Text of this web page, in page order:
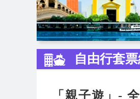
自由行套
「親子遊」-